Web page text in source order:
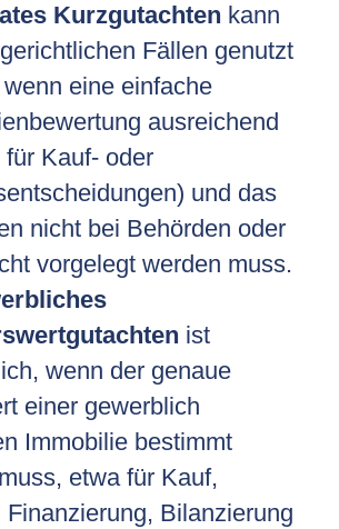
Kurzgutachten kann
Fällen genutzt
eine einfache
ausreichend
Kauf- oder
und das
nicht bei Behörden oder
vorgelegt werden muss.
ist
wenn der genaue
einer gewerblich
Immobilie bestimmt
etwa für Kauf,
Finanzierung, Bilanzierung